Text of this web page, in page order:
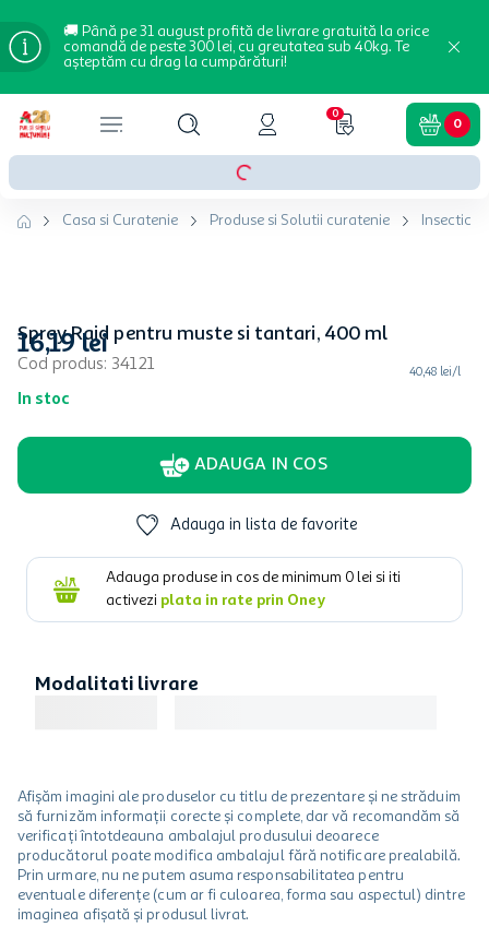
🚚 Până pe 31 august profită de livrare gratuită la orice
comandă de peste 300 lei, cu greutatea sub 40kg. Te
așteptăm cu drag la cumpărături!
0
0
Casa si Curatenie Produse si Solutii curatenie
Spray Raid pentru muste si tantari, 400 ml
Cod produs: 34121
In stoc
16,19 lei
40,48 lei/l
ADAUGA IN COS
Adauga in lista de favorite
Adauga produse in cos de minimum 0 lei si iti
activezi plata in rate prin Oney
Modalitati livrare
Afișăm imagini ale produselor cu titlu de prezentare și ne străduim
să furnizăm informații corecte și complete, dar vă recomandăm să
verificați întotdeauna ambalajul produsului deoarece
producătorul poate modifica ambalajul fără notificare prealabilă.
Prin urmare, nu ne putem asuma responsabilitatea pentru
eventuale diferențe (cum ar fi culoarea, forma sau aspectul) dintre
imaginea afișată și produsul livrat.